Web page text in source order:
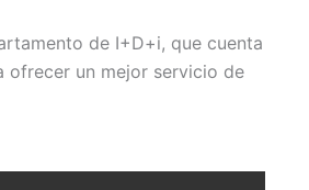
de I+D+i, que cuenta
ofrecer un mejor servicio de